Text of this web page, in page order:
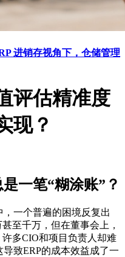
进销存视角下，仓储管理
评估精准度
现？
一笔“糊涂账”？
一个普遍的困境反复出
至千万，但在董事会上，
多CIO和项目负责人却难
致ERP的成本效益成了一